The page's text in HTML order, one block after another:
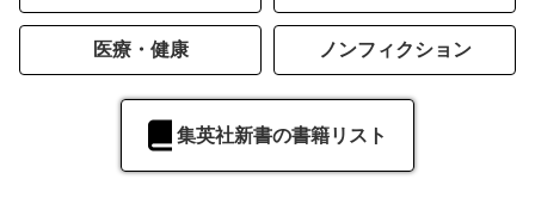
医療・健康 ノンフィクション
集英社新書の書籍リスト